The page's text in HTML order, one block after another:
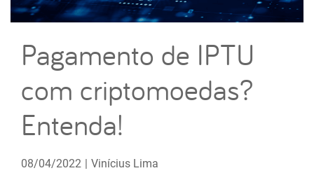
Pagamento de IPTU
com criptomoedas?
Entenda!
08/04/2022 | Vinícius Lima